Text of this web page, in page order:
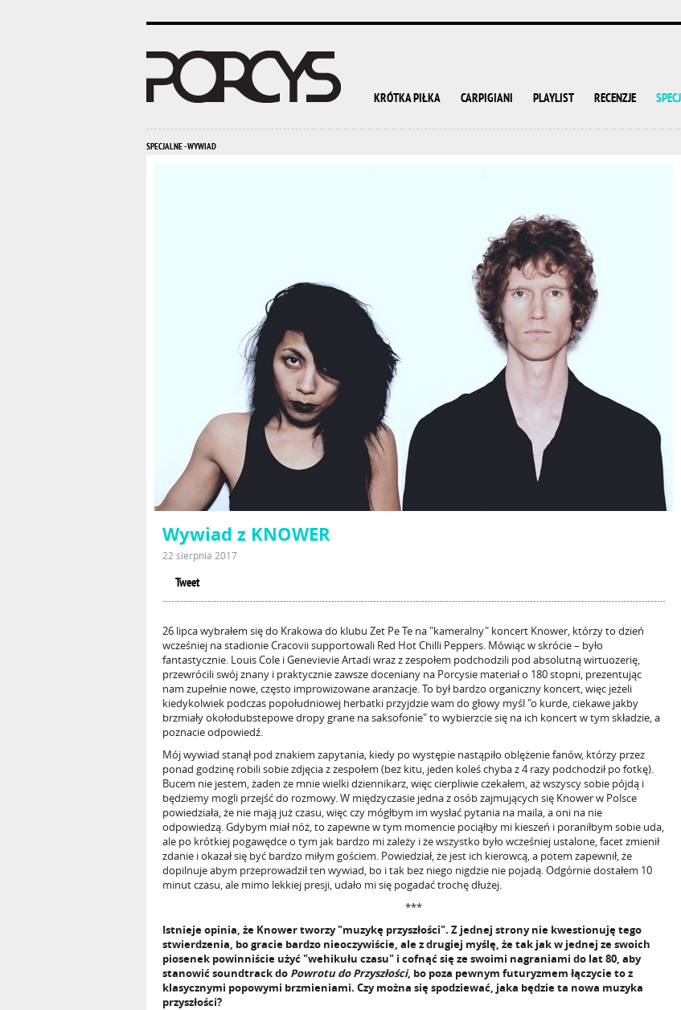
KRÓTKA PIŁKA CARPIGIANI PLAYLIST RECENZJE
SPECJALNE - WYWIAD
Wywiad z KNOWER
22 sierpnia 2017
Tweet
26 lipca wybrałem się do Krakowa do klubu Zet Pe Te na "kameralny" koncert Knower, którzy to dzień
wcześniej na stadionie Cracovii supportowali Red Hot Chilli Peppers. Mówiąc w skrócie – było
fantastycznie. Louis Cole i Genevievie Artadi wraz z zespołem podchodzili pod absolutną wirtuozerię,
przewrócili swój znany i praktycznie zawsze doceniany na Porcysie materiał o 180 stopni, prezentując
nam zupełnie nowe, często improwizowane aranżacje. To był bardzo organiczny koncert, więc jeżeli
kiedykolwiek podczas popołudniowej herbatki przyjdzie wam do głowy myśl "o kurde, ciekawe jakby
brzmiały okołodubstepowe dropy grane na saksofonie" to wybierzcie się na ich koncert w tym składzie, a
poznacie odpowiedź.
Mój wywiad stanął pod znakiem zapytania, kiedy po występie nastąpiło oblężenie fanów, którzy przez
ponad godzinę robili sobie zdjęcia z zespołem (bez kitu, jeden koleś chyba z 4 razy podchodził po fotkę).
Bucem nie jestem, żaden ze mnie wielki dziennikarz, więc cierpliwie czekałem, aż wszyscy sobie pójdą i
będziemy mogli przejść do rozmowy. W międzyczasie jedna z osób zajmujących się Knower w Polsce
powiedziała, że nie mają już czasu, więc czy mógłbym im wysłać pytania na maila, a oni na nie
odpowiedzą. Gdybym miał nóż, to zapewne w tym momencie pociąłby mi kieszeń i poraniłbym sobie uda,
ale po krótkiej pogawędce o tym jak bardzo mi zależy i że wszystko było wcześniej ustalone, facet zmienił
zdanie i okazał się być bardzo miłym gościem. Powiedział, że jest ich kierowcą, a potem zapewnił, że
dopilnuje abym przeprowadził ten wywiad, bo i tak bez niego nigdzie nie pojadą. Odgórnie dostałem 10
minut czasu, ale mimo lekkiej presji, udało mi się pogadać trochę dłużej.
***
Istnieje opinia, że Knower tworzy "muzykę przyszłości". Z jednej strony nie kwestionuję tego
stwierdzenia, bo gracie bardzo nieoczywiście, ale z drugiej myślę, że tak jak w jednej ze swoich
piosenek powinniście użyć "wehikułu czasu" i cofnąć się ze swoimi nagraniami do lat 80, aby
stanowić soundtrack do Powrotu do Przyszłości, bo poza pewnym futuryzmem łączycie to z
klasycznymi popowymi brzmieniami. Czy można się spodziewać, jaka będzie ta nowa muzyka
przyszłości?